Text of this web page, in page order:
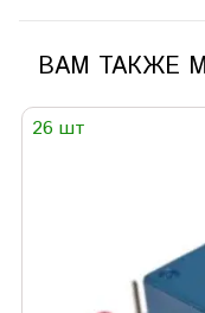
ВАМ ТАКЖЕ
26 шт